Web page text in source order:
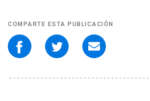
COMPARTE ESTA PUBLICACIÓN